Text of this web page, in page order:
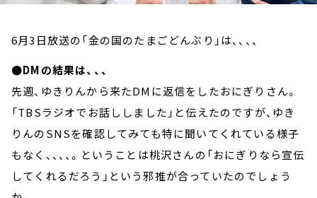
6月3日放送の「金の国のたまごどんぶり」は、、、、
●DMの結果は、、、
先週、ゆきりんから来たDMに返信をしたおにぎりさん。
「TBSラジオでお話ししました」と伝えたのですが、ゆき
りんのSNSを確認してみても特に聞いてくれている様子
もなく、、、、。ということは桃沢さんの「おにぎりなら宣伝
してくれるだろう」という邪推が合っていたのでしょう